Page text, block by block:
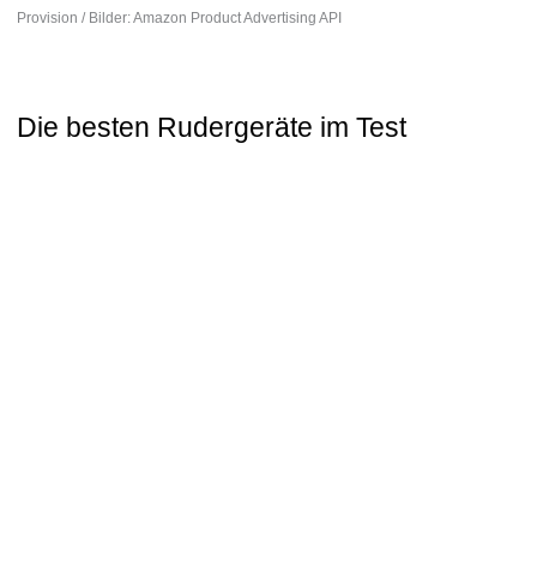
Provision / Bilder: Amazon Product Advertising API
Die besten Rudergeräte im Test